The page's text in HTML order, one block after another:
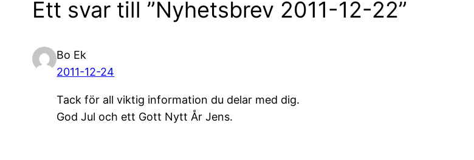
Ett svar till ”Nyhetsbrev 2011-12-22”
Bo Ek
2011-12-24
Tack för all viktig information du delar med dig.
God Jul och ett Gott Nytt År Jens.